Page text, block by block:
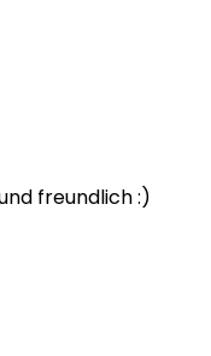
freundlich :)